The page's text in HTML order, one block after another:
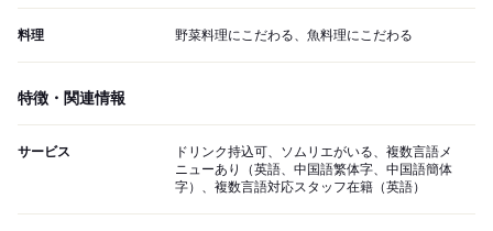
料理 野菜料理にこだわる、魚料理にこだわる
特徴・関連情報
サービス
ドリンク持込可、ソムリエがいる、複数言語メ
ニューあり（英語、中国語繁体字、中国語簡体
字）、複数言語対応スタッフ在籍（英語）